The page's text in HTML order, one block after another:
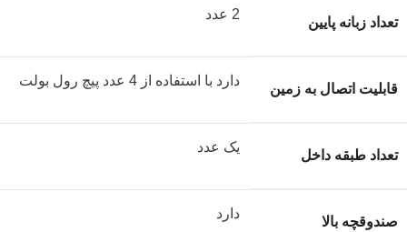
تعداد زبانه پایین
2 عدد
قابلیت اتصال به زمین
دارد با استفاده از 4 عدد پیچ رول بولت
تعداد طبقه داخل
یک عدد
صندوقچه بالا
دارد